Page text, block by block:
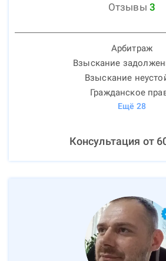
Отзывы 3
Арбитраж
Взыскание
Взыскание
Гражданское
Ещё 28
Консультация от